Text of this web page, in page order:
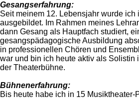
Gesangserfahrung:
Seit meinem 12. Lebensjahr wurde ich
ausgebildet. Im Rahmen meines
dann Gesang als Hauptfach studiert,
gesangspädagogische Ausbildung
in professionellen Chören und
war und bin ich heute aktiv als Solistin
der Theaterbühne.
Bühnenerfahrung:
Bis heute habe ich in 15 Musiktheater-